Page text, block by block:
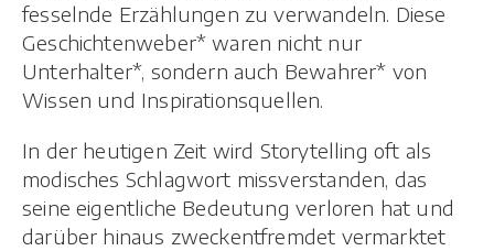
fesselnde Erzählungen zu verwandeln. Diese
Geschichtenweber* waren nicht nur
Unterhalter*, sondern auch Bewahrer* von
Wissen und Inspirationsquellen.
In der heutigen Zeit wird Storytelling oft als
modisches Schlagwort missverstanden, das
seine eigentliche Bedeutung verloren hat und
darüber hinaus zweckentfremdet vermarktet